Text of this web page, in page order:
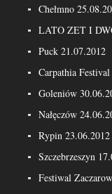
Chełmno
LATO ZET I
Puck 21.07.2012
Carpathia
Goleniów
Nałęczów
Rypin 23.06.2012
Szczebrzeszyn
Festiwal